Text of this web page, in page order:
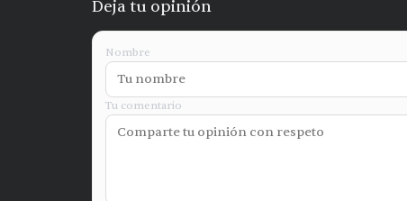
Deja tu opinión
Nombre
Tu comentario